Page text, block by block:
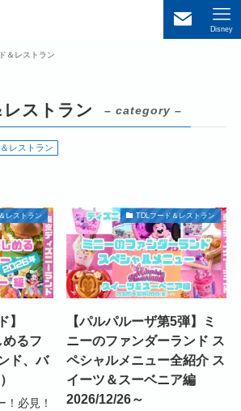
Disney
＆レストラン
ストラン – category –
レストラン
レストラン
】
るフ
ド、バ
！必見！
TDLフード＆レストラン
【パルパルーザ第5弾】ミ
ニーのファンダーランド ス
ペシャルメニュー全紹介 ス
イーツ＆スーベニア編
2026/12/26～